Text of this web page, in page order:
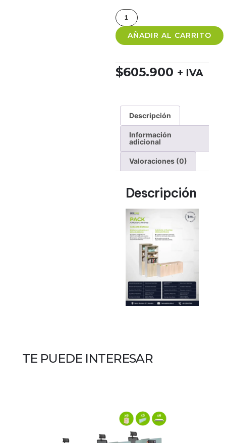
AÑADIR AL CARRITO
$605.900 + IVA
Descripción
Información
adicional
Valoraciones (0)
Descripción
TE PUEDE INTERESAR